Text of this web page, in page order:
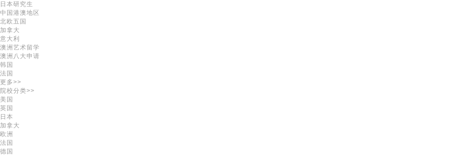
日本研究生
中国港澳地区
北欧五国
加拿大
意大利
澳洲艺术留学
澳洲八大申请
韩国
法国
更多>>
院校分类>>
美国
英国
日本
加拿大
欧洲
法国
德国